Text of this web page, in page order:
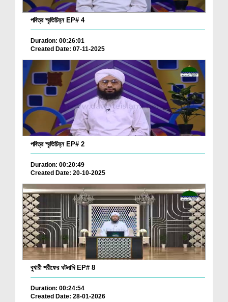
পবিত্র স্মৃতিচিহ্ন EP# 4
Duration: 00:26:01
Created Date: 07-11-2025
পবিত্র স্মৃতিচিহ্ন EP# 2
Duration: 00:20:49
Created Date: 20-10-2025
বুখারী শরীফের ঘটনাদি EP# 8
Duration: 00:24:54
Created Date: 28-01-2026